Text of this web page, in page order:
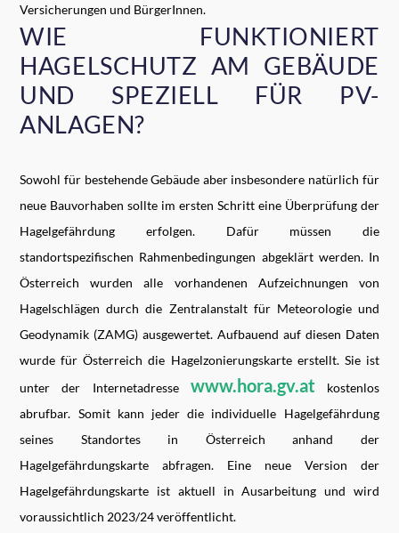
Versicherungen und BürgerInnen.
WIE FUNKTIONIERT
HAGELSCHUTZ AM GEBÄUDE
UND SPEZIELL FÜR PV-
ANLAGEN?
Sowohl für bestehende Gebäude aber insbesondere natürlich für
neue Bauvorhaben sollte im ersten Schritt eine Überprüfung der
Hagelgefährdung erfolgen. Dafür müssen die
standortspezifischen Rahmenbedingungen abgeklärt werden. In
Österreich wurden alle vorhandenen Aufzeichnungen von
Hagelschlägen durch die Zentralanstalt für Meteorologie und
Geodynamik (ZAMG) ausgewertet. Aufbauend auf diesen Daten
wurde für Österreich die Hagelzonierungskarte erstellt. Sie ist
unter der Internetadresse www.hora.gv.at kostenlos
abrufbar. Somit kann jeder die individuelle Hagelgefährdung
seines Standortes in Österreich anhand der
Hagelgefährdungskarte abfragen. Eine neue Version der
Hagelgefährdungskarte ist aktuell in Ausarbeitung und wird
voraussichtlich 2023/24 veröffentlicht.